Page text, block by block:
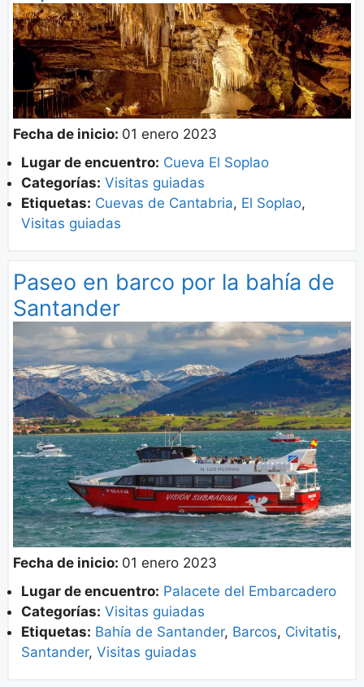
Fecha de inicio: 01 enero 2023
Lugar de encuentro: Cueva El Soplao
Categorías: Visitas guiadas
Etiquetas: Cuevas de Cantabria, El Soplao,
Visitas guiadas
Paseo en barco por la bahía de
Santander
Fecha de inicio: 01 enero 2023
Lugar de encuentro: Palacete del Embarcadero
Categorías: Visitas guiadas
Etiquetas: Bahía de Santander, Barcos, Civitatis,
Santander, Visitas guiadas